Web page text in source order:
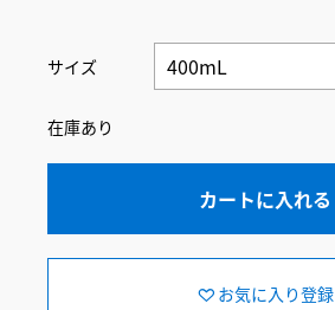
サイズ
在庫あり
カートに入れる
お気に入り登録